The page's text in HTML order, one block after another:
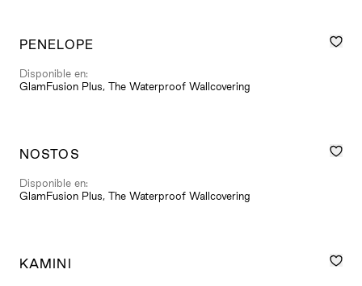
PENELOPE
Disponible en:
GlamFusion Plus, The Waterproof Wallcovering
NOSTOS
Disponible en:
GlamFusion Plus, The Waterproof Wallcovering
KAMINI